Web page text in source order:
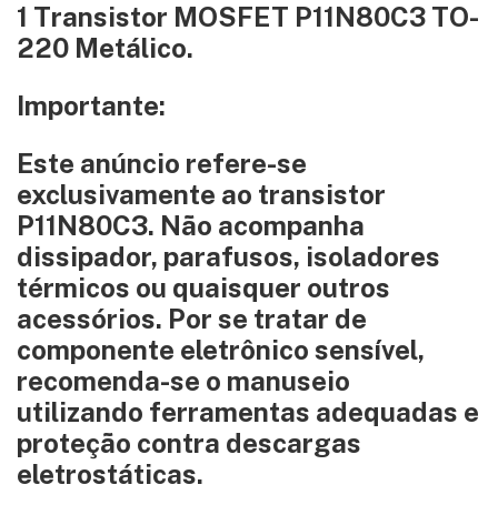
1 Transistor MOSFET P11N80C3 TO-
220 Metálico.
Importante:
Este anúncio refere-se
exclusivamente ao transistor
P11N80C3. Não acompanha
dissipador, parafusos, isoladores
térmicos ou quaisquer outros
acessórios. Por se tratar de
componente eletrônico sensível,
recomenda-se o manuseio
utilizando ferramentas adequadas e
proteção contra descargas
eletrostáticas.